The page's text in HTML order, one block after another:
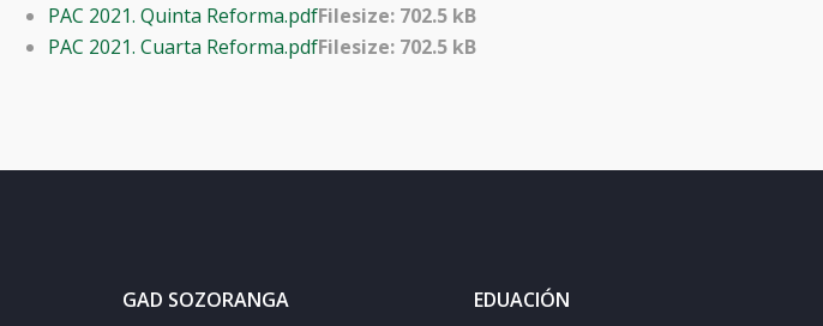
PAC 2021. Quinta Reforma.pdfFilesize: 702.5 kB
PAC 2021. Cuarta Reforma.pdfFilesize: 702.5 kB
GAD SOZORANGA EDUACIÓN